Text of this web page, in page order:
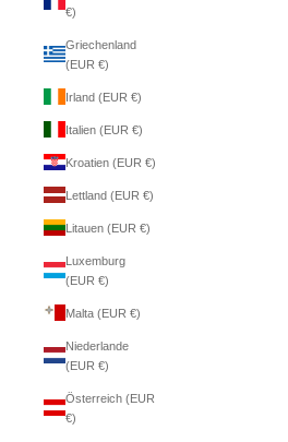
€)
Griechenland
(EUR €)
Irland (EUR €)
Italien (EUR €)
Kroatien (EUR €)
Lettland (EUR €)
Litauen (EUR €)
Luxemburg
(EUR €)
Malta (EUR €)
Niederlande
(EUR €)
Österreich (EUR
€)